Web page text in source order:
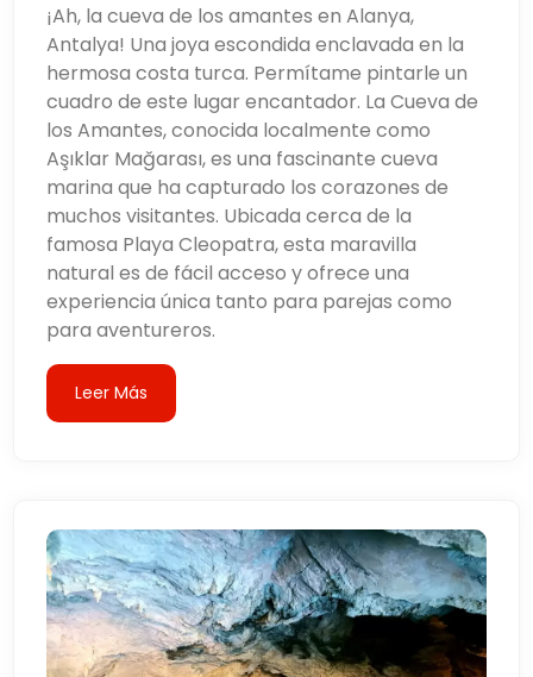
¡Ah, la cueva de los amantes en Alanya,
Antalya! Una joya escondida enclavada en la
hermosa costa turca. Permítame pintarle un
cuadro de este lugar encantador. La Cueva de
los Amantes, conocida localmente como
Aşıklar Mağarası, es una fascinante cueva
marina que ha capturado los corazones de
muchos visitantes. Ubicada cerca de la
famosa Playa Cleopatra, esta maravilla
natural es de fácil acceso y ofrece una
experiencia única tanto para parejas como
para aventureros.
Leer Más